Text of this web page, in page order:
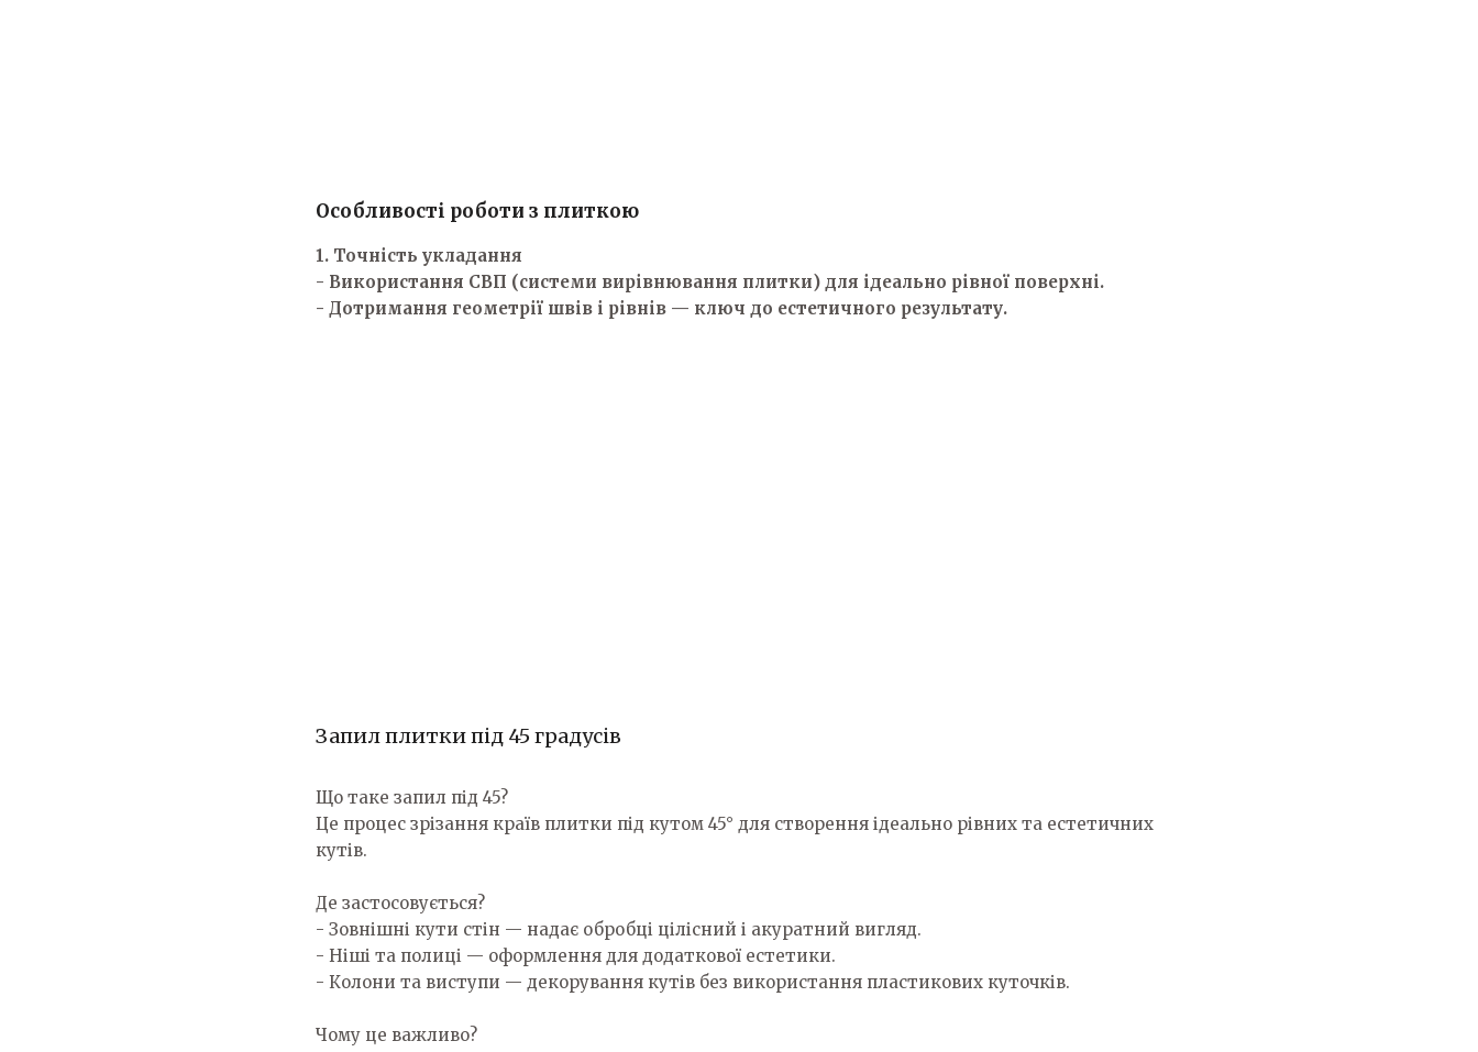
Особливості роботи з плиткою
1. Точність укладання
- Використання СВП (системи вирівнювання плитки) для ідеально рівної поверхні.
- Дотримання геометрії швів і рівнів — ключ до естетичного результату.
Запил плитки під 45 градусів
Що таке запил під 45?
Це процес зрізання країв плитки під кутом 45° для створення ідеально рівних та естетичних
кутів.
Де застосовується?
- Зовнішні кути стін — надає обробці цілісний і акуратний вигляд.
- Ніші та полиці — оформлення для додаткової естетики.
- Колони та виступи — декорування кутів без використання пластикових куточків.
Чому це важливо?